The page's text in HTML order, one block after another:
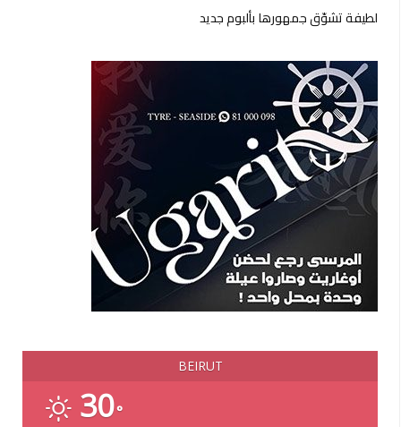
لطيفة تشوّق جمهورها بألبوم جديد
BEIRUT
30°